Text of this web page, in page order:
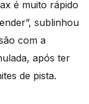
é muito rápido
sublinhou
com a
após ter
de pista.